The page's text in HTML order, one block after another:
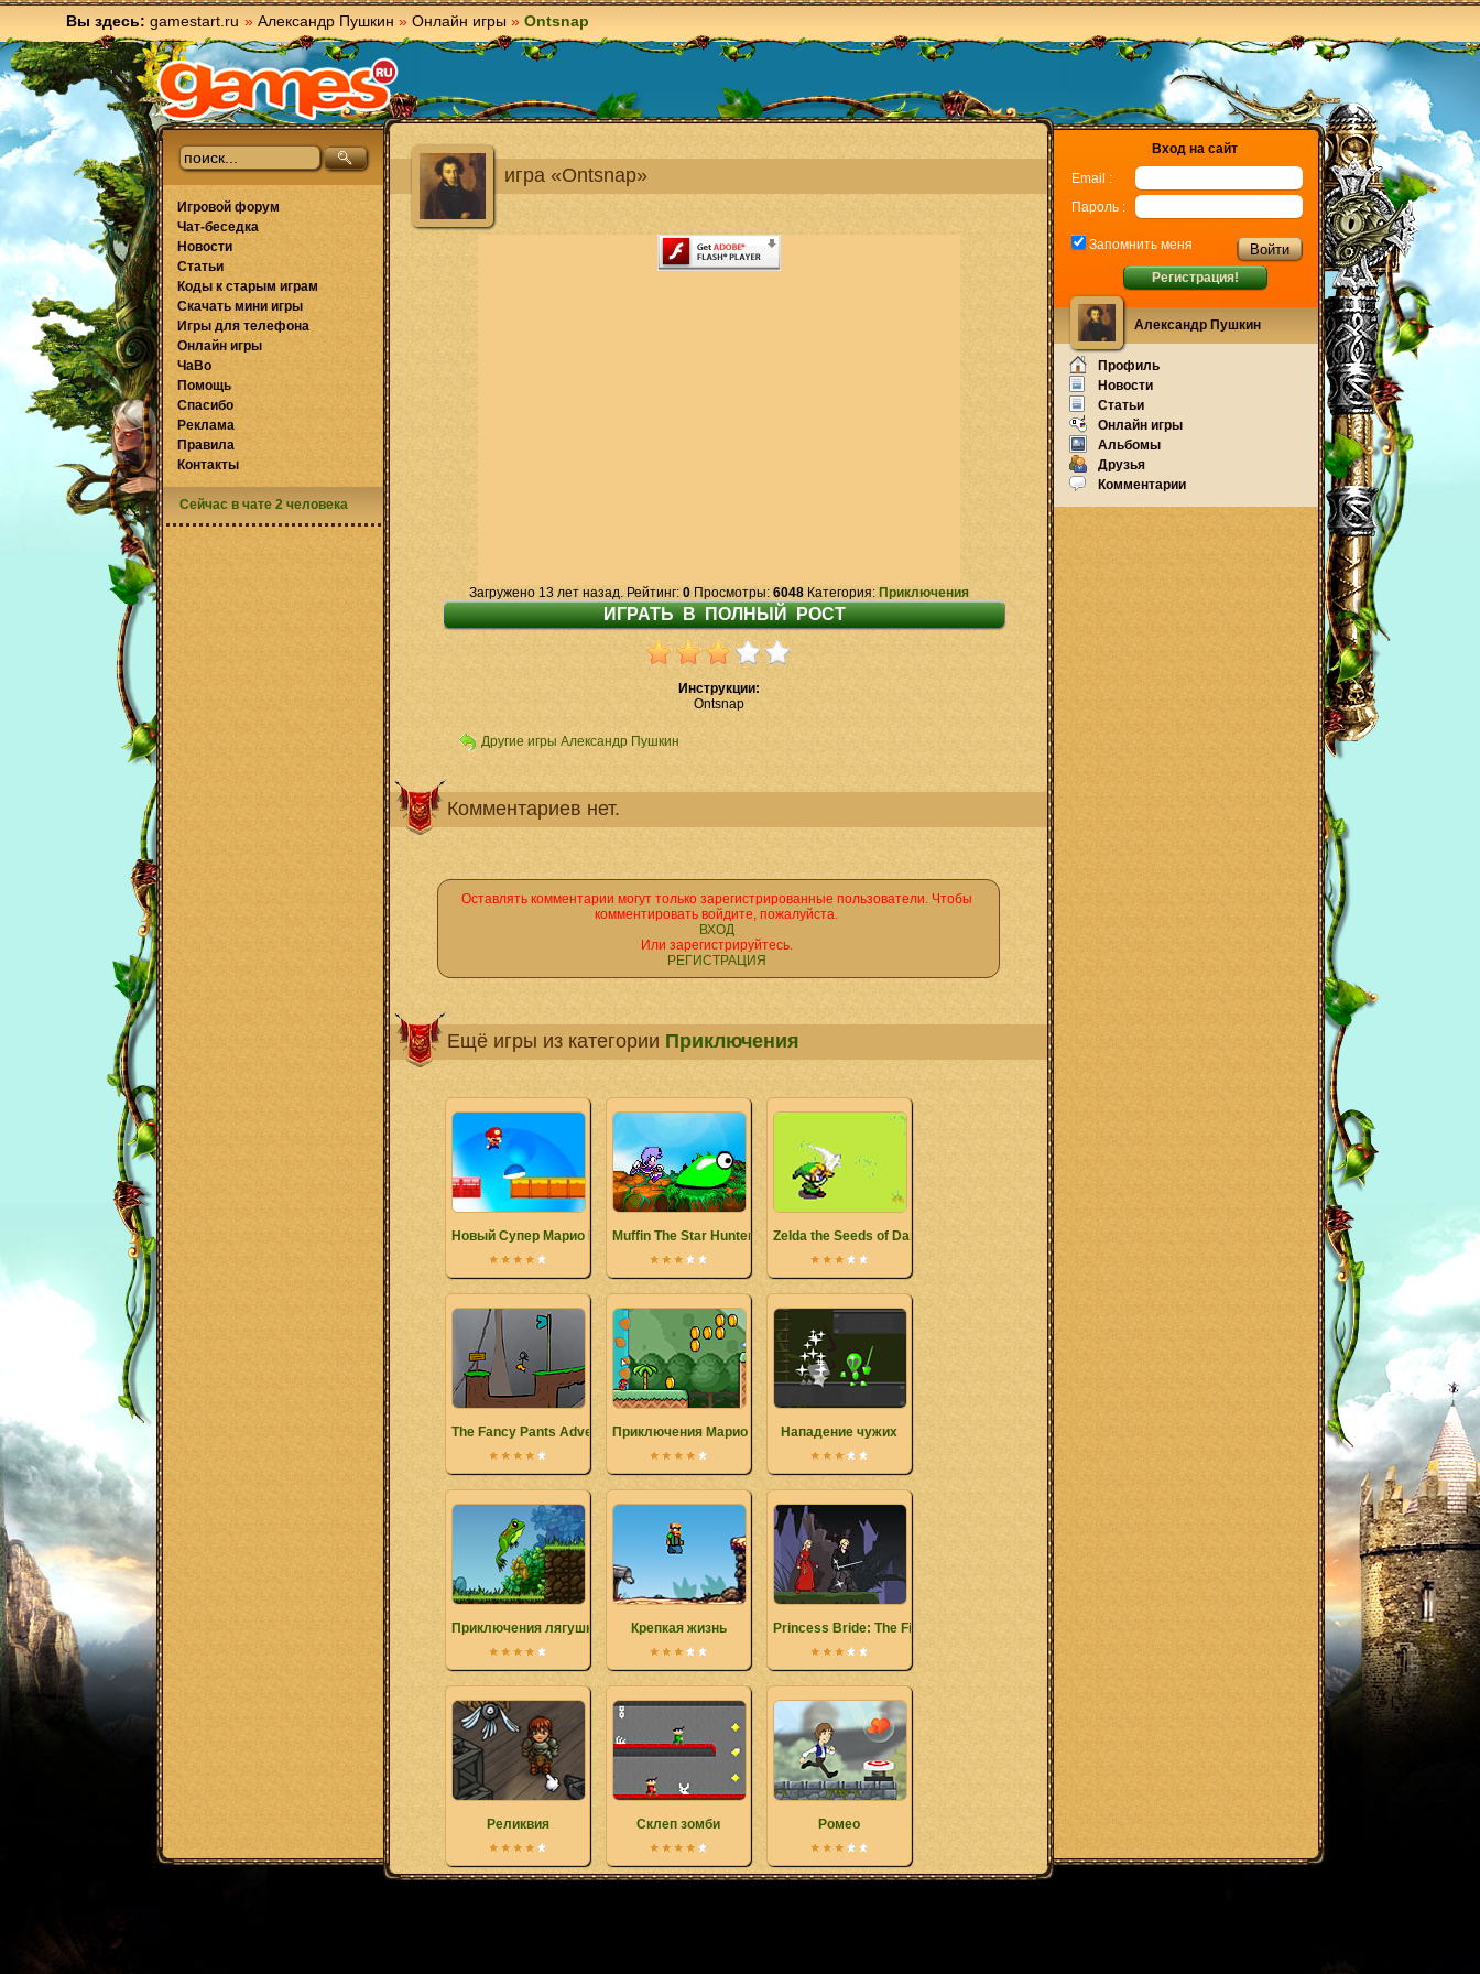
Вы здесь: gamestart.ru » Александр Пушкин » Онлайн игры » Ontsnap
игра «Ontsnap»
Загружено 13 лет назад. Рейтинг: 0Просмотры: 6048Категория: Приключения
Инструкции:
Ontsnap
Другие игры Александр Пушкин
Комментариев нет.
Оставлять комментарии могут только зарегистрированные пользователи. Чтобы
комментировать войдите, пожалуйста.
ВХОД
Или зарегистрируйтесь.
РЕГИСТРАЦИЯ
Ещё игры из категории Приключения
Новый Супер Марио Брос 2Muffin The Star Hunter Zelda the Seeds of Darkness
The Fancy Pants AdventureПриключения Марио Нападение чужих
Приключения лягушки Крепкая жизнь Princess Bride: The Fire Swamp
Реликвия Склеп зомби Ромео
Игровой форум
Чат-беседка
Новости
Статьи
Коды к старым играм
Скачать мини игры
Игры для телефона
Онлайн игры
ЧаВо
Помощь
Спасибо
Реклама
Правила
Контакты
Сейчас в чате 2 человека
Вход на сайт
Email :
Пароль :
Запомнить меня
Регистрация!
Александр Пушкин
Профиль
Новости
Статьи
Онлайн игры
Альбомы
Друзья
Комментарии